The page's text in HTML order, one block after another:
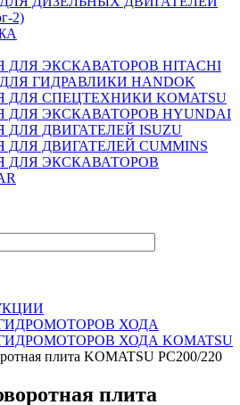
2)
ДЛЯ ЭКСКАВАТОРОВ HITACHI
ГИДРАВЛИКИ HANDOK
ДЛЯ СПЕЦТЕХНИКИ KOMATSU
ДЛЯ ЭКСКАВАТОРОВ HYUNDAI
ДЛЯ ДВИГАТЕЛЕЙ ISUZU
ДВИГАТЕЛЕЙ CUMMINS
ДЛЯ ЭКСКАВАТОРОВ
ХОДА
ХОДА KOMATSU
плита KOMATSU PC200/220
плита